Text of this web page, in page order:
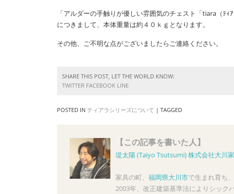
「アルダーの手触りが優しい雰囲気のチェスト「tiara（ﾃｨ
につきまして、本体重量は約４０ｋｇとなります。
その他、ご不明な点がございましたらご連絡ください。
SHARE THIS POST, LET THE WORLD KNOW:
TWITTER FACEBOOK LINE
POSTED IN ティアラシリーズについて | TAGGED
【この記事を書いた人】
堤太陽 (Taiyo Tsutsumi)株式会社大川
家具の町、 福岡県大川市で生まれ育ち
2003年、改正建築基準法によりシック